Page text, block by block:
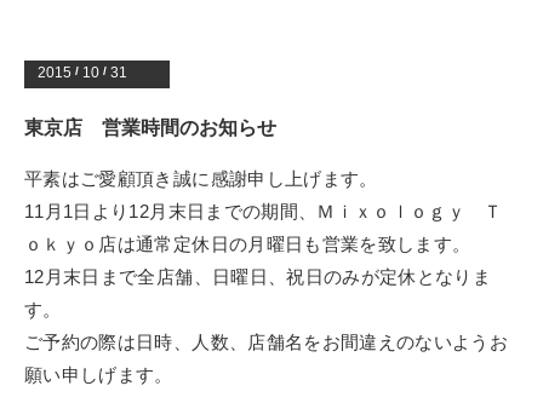
2015 / 10 / 31
東京店 営業時間のお知らせ
平素はご愛顧頂き誠に感謝申し上げます。
11月1日より12月末日までの期間、Ｍｉｘｏｌｏｇｙ Ｔ
ｏｋｙｏ店は通常定休日の月曜日も営業を致します。
12月末日まで全店舗、日曜日、祝日のみが定休となりま
す。
ご予約の際は日時、人数、店舗名をお間違えのないようお
願い申しげます。